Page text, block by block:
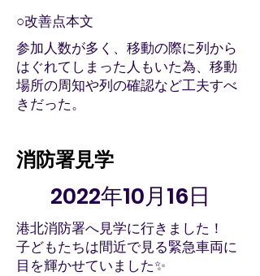
○改善点本文
参加人数が多く、移動の際に列から
はぐれてしまった人もいた為、移動
場所の周知や列の確認など工夫すべ
きだった。
消防署見学
2022年10月16日
港北消防署へ見学に行きました！
子どもたちは間近で見る緊急車両に
目を輝かせていました✨